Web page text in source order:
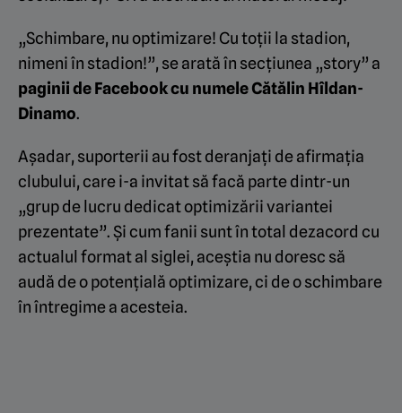
„Schimbare, nu optimizare! Cu toții la stadion,
nimeni în stadion!”, se arată în secțiunea „story” a
paginii de Facebook cu numele Cătălin Hîldan-
Dinamo.
Așadar, suporterii au fost deranjați de afirmația
clubului, care i-a invitat să facă parte dintr-un
„grup de lucru dedicat optimizării variantei
prezentate”. Și cum fanii sunt în total dezacord cu
actualul format al siglei, aceștia nu doresc să
audă de o potențială optimizare, ci de o schimbare
în întregime a acesteia.